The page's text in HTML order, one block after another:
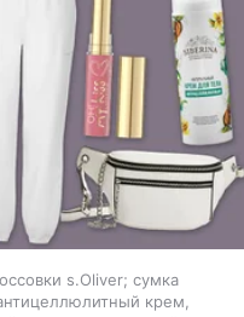
s.Oliver; сумка
крем,